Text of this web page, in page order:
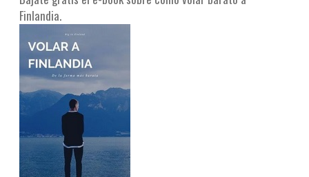
Finlandia.